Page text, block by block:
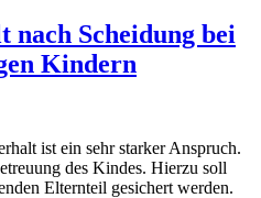
nach Scheidung bei
Kindern
ist ein sehr starker Anspruch.
des Kindes. Hierzu soll
Elternteil gesichert werden.